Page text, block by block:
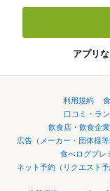
アプリ
利用規約
口コミ・ラ
飲食店・飲食企
広告（メーカー・団体様
食べログプレ
ネット予約（リクエスト予